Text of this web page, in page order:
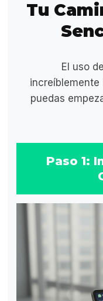
Tu
El uso
increíblemente
puedas
Paso 1: